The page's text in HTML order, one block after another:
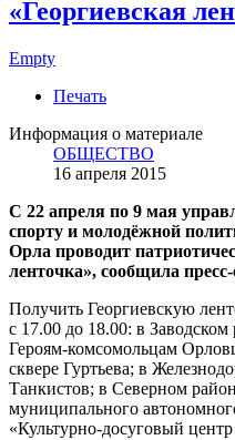
«Георгиевская
Empty
Печать
Информация о материале
ОБЩЕСТВО
16 апреля 2015
С 22 апреля по 9 мая
спорту и молодёжной
Орла проводит
ленточка», сообщила
Получить Георгиевскую
с 17.00 до 18.00: в
Героям-комсомольцам
сквере Гуртьева; в
Танкистов; в Северном
муниципального
«Культурно-досуговый